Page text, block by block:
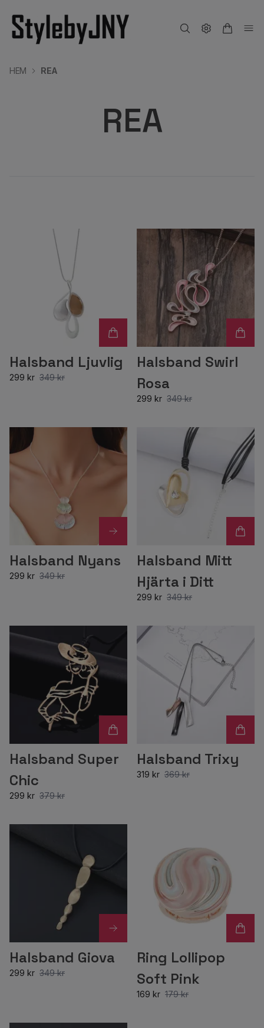
HEM REA
REA
Halsband Ljuvlig
299 kr 349 kr
Halsband Swirl
Rosa
299 kr 349 kr
Halsband Nyans
299 kr 349 kr
Halsband Mitt
Hjärta i Ditt
299 kr 349 kr
Halsband Super
Chic
299 kr 379 kr
Halsband Trixy
319 kr 369 kr
Halsband Giova
299 kr 349 kr
Ring Lollipop
Soft Pink
169 kr 179 kr